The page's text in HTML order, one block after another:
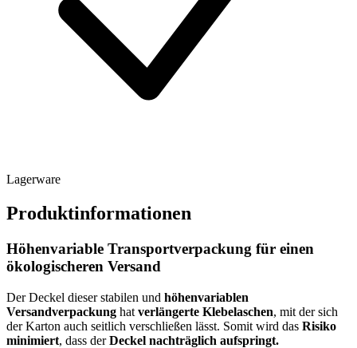
Lagerware
Produktinformationen
Höhenvariable Transportverpackung für einen
ökologischeren Versand
Der Deckel dieser stabilen und höhenvariablen
Versandverpackung hat verlängerte Klebelaschen, mit der sich
der Karton auch seitlich verschließen lässt. Somit wird das Risiko
minimiert, dass derDeckel nachträglich aufspringt.